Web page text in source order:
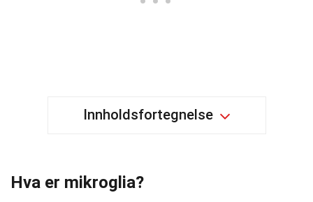
Innholdsfortegnelse
Hva er mikroglia?